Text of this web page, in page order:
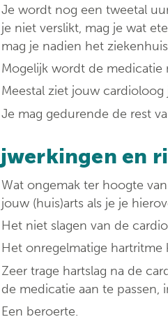
Je wordt nog een tweetal
je niet verslikt, mag je wat
mag je nadien het
Mogelijk wordt de medicatie
Meestal ziet jouw
Je mag gedurende de rest
en
Wat ongemak ter hoogte
jouw (huis)arts als je je
Het niet slagen van de
Het onregelmatige
Zeer trage hartslag na de
de medicatie aan te passen,
Een beroerte.